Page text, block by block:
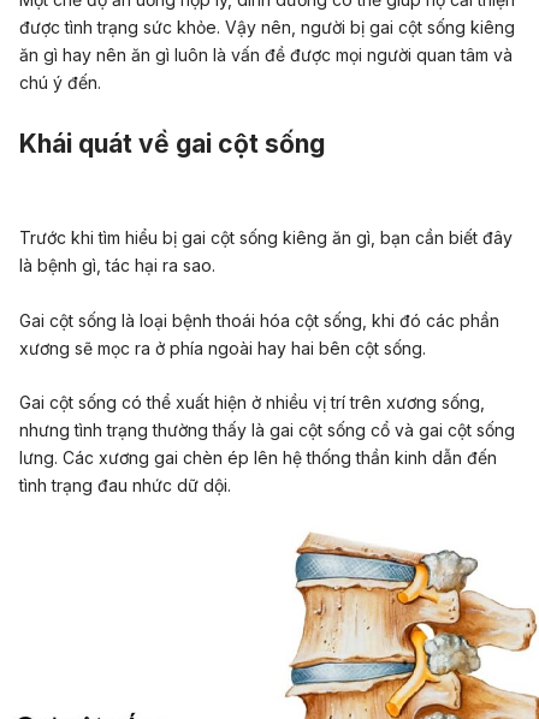
được tình trạng sức khỏe. Vậy nên, người bị gai cột sống kiêng
ăn gì hay nên ăn gì luôn là vấn đề được mọi người quan tâm và
chú ý đến.
Khái quát về gai cột sống
Trước khi tìm hiểu bị gai cột sống kiêng ăn gì, bạn cần biết đây
là bệnh gì, tác hại ra sao.
Gai cột sống là loại bệnh thoái hóa cột sống, khi đó các phần
xương sẽ mọc ra ở phía ngoài hay hai bên cột sống.
Gai cột sống có thể xuất hiện ở nhiều vị trí trên xương sống,
nhưng tình trạng thường thấy là gai cột sống cổ và gai cột sống
lưng. Các xương gai chèn ép lên hệ thống thần kinh dẫn đến
tình trạng đau nhức dữ dội.